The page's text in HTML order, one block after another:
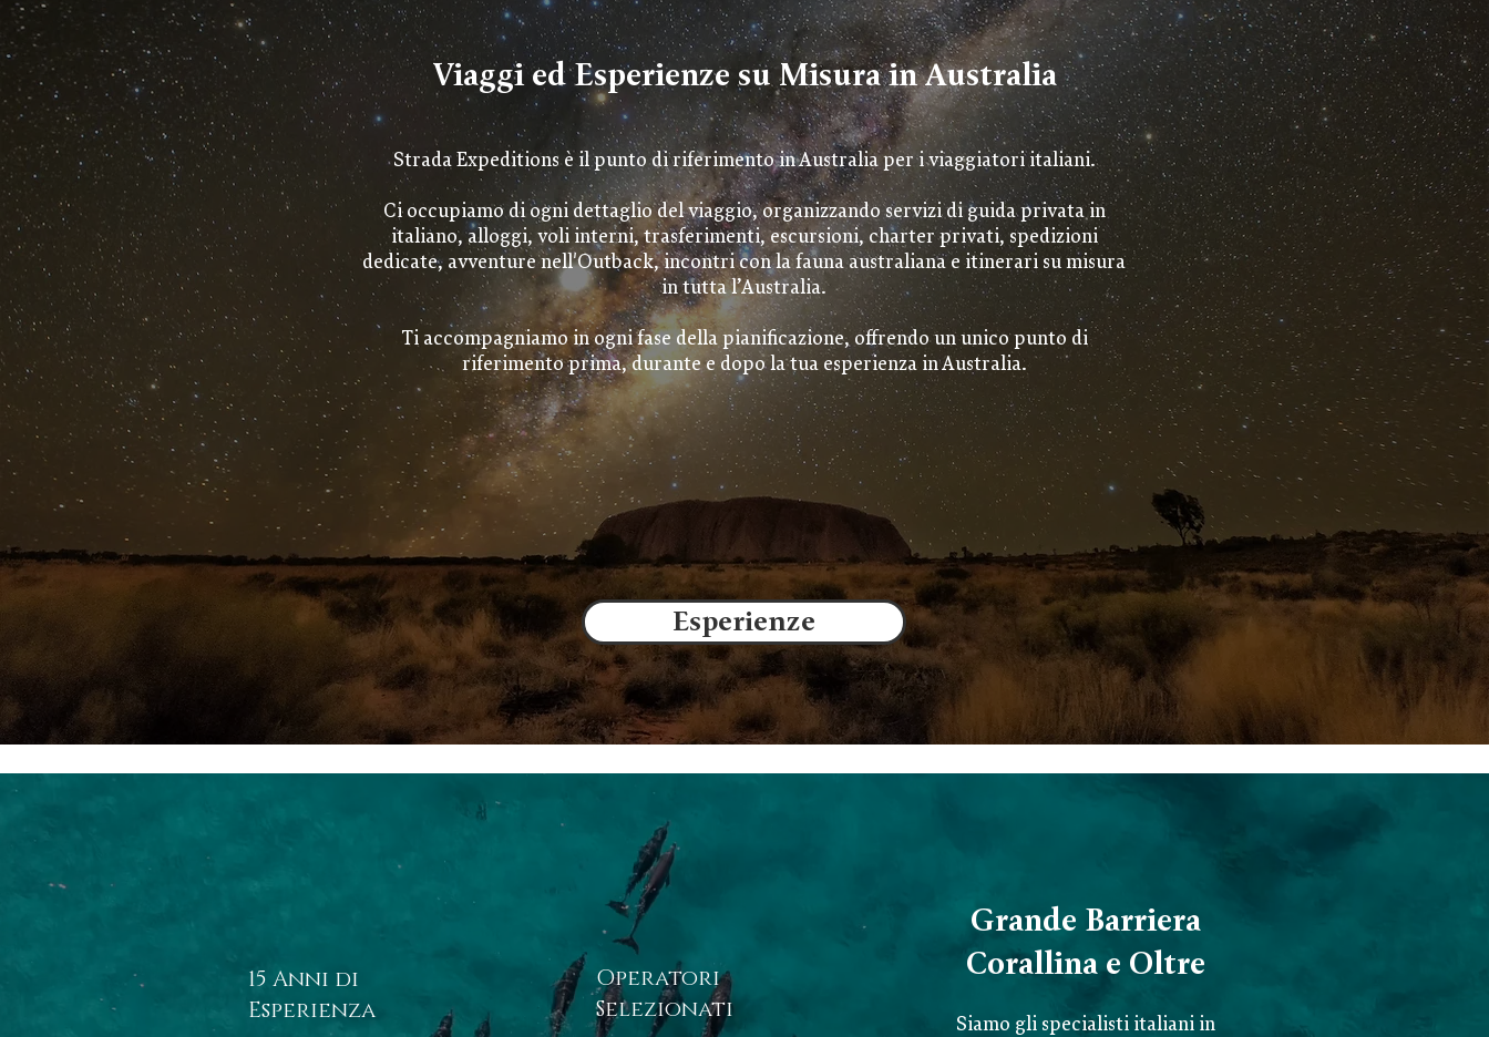
Viaggi ed Esperienze su Misura in Australia
Strada Expeditions è il punto di riferimento in Australia per i viaggiatori italiani.
Ci occupiamo di ogni dettaglio del viaggio, organizzando servizi di guida privata in
italiano, alloggi, voli interni, trasferimenti, escursioni, charter privati, spedizioni
dedicate, avventure nell'Outback, incontri con la fauna australiana e itinerari su misura
in tutta l’Australia.
Ti accompagniamo in ogni fase della pianificazione, offrendo un unico punto di
riferimento prima, durante e dopo la tua esperienza in Australia.
Esperienze
15 Anni di
Esperienza
Operatori
Selezionati
Grande Barriera
Corallina e Oltre
Siamo gli specialisti italiani in